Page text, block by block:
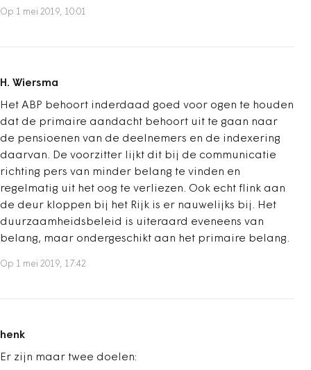
Op 1 mei 2019, 10:01
H. Wiersma
Het ABP behoort inderdaad goed voor ogen te houden
dat de primaire aandacht behoort uit te gaan naar
de pensioenen van de deelnemers en de indexering
daarvan. De voorzitter lijkt dit bij de communicatie
richting pers van minder belang te vinden en
regelmatig uit het oog te verliezen. Ook echt flink aan
de deur kloppen bij het Rijk is er nauwelijks bij. Het
duurzaamheidsbeleid is uiteraard eveneens van
belang, maar ondergeschikt aan het primaire belang.
Op 1 mei 2019, 17:42
henk
Er zijn maar twee doelen: